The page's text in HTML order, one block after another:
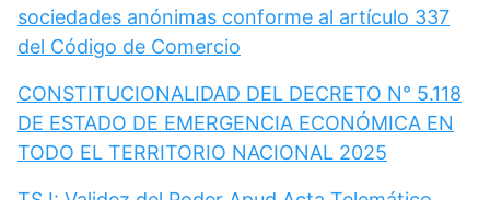
sociedades anónimas conforme al artículo 337
del Código de Comercio
CONSTITUCIONALIDAD DEL DECRETO N° 5.118
DE ESTADO DE EMERGENCIA ECONÓMICA EN
TODO EL TERRITORIO NACIONAL 2025